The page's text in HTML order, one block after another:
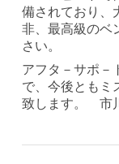
備されており、
非、最高級のベ
さい。
アフタ－サポ－
で、今後ともミ
致します。 市川